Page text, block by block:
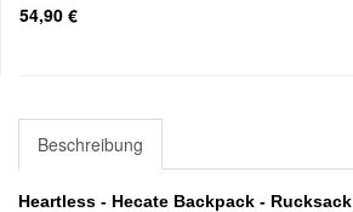
54,90 €
Beschreibung
Heartless - Hecate Backpack - Rucksack